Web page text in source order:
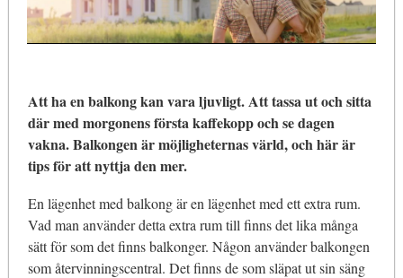
KOSTNADER
BLOGG
Att ha en balkong kan vara ljuvligt. Att tassa ut och sitta
där med morgonens första kaffekopp och se dagen
vakna. Balkongen är möjligheternas värld, och här är
tips för att nyttja den mer.
En lägenhet med balkong är en lägenhet med ett extra rum.
Vad man använder detta extra rum till finns det lika många
sätt för som det finns balkonger. Någon använder balkongen
som återvinningscentral. Det finns de som släpat ut sin säng